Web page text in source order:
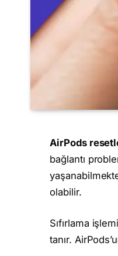
AirPods
bağlantı
olabilir.
Sıfırlama
tanır.